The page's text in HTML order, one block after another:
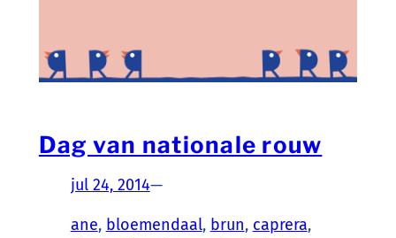
Dag van nationale rouw
jul 24, 2014—
ane, bloemendaal, brun, caprera ,